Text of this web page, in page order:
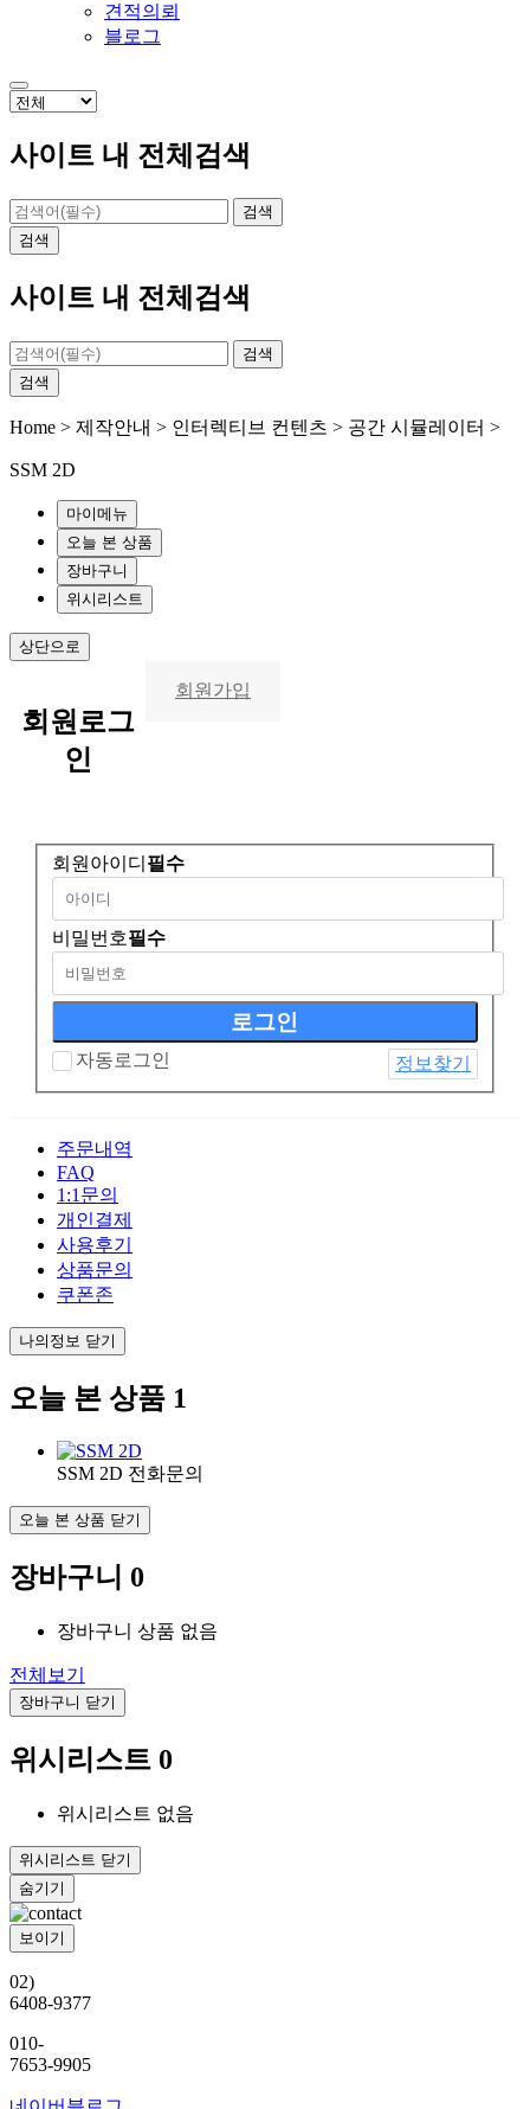
견적의뢰
블로그
사이트 내 전체검색
검색
검색
사이트 내 전체검색
검색
검색
Home > 제작안내 > 인터렉티브 컨텐츠 > 공간 시뮬레이터 >
SSM 2D
마이메뉴
오늘 본 상품
장바구니
위시리스트
상단으로
회원 로그
인
회원가입
회원아이디 필수
비밀번호필수
자동로그인 정보찾기
주문내역
FAQ
1:1문의
개인결제
사용후기
상품문의
쿠폰존
나의정보 닫기
오늘 본 상품 1
SSM 2D 전화문의
오늘 본 상품 닫기
장바구니 0
장바구니 상품 없음
전체보기
장바구니 닫기
위시리스트 0
위시리스트 없음
위시리스트 닫기
02)
6408-9377
010-
7653-9905